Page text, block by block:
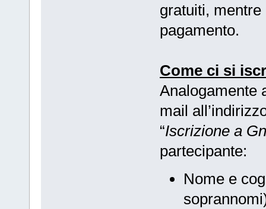
gratuiti,
pagamento.
Come ci si
Analogamente
mail
“Iscrizione a
partecipante:
Nome e